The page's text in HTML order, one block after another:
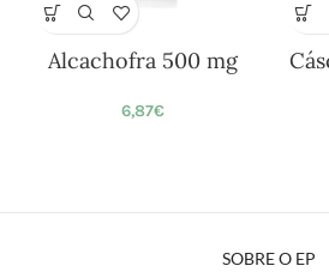
Alcachofra 500 mg
6,87€
SOBRE O EP